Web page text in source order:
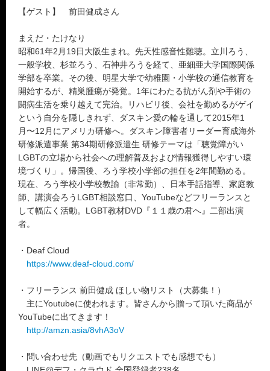
【ゲスト】 前田健成さん
まえだ・たけなり
昭和61年2月19日大阪生まれ。先天性感音性難聴。立川ろう、
一般学校、杉並ろう、石神井ろうを経て、亜細亜大学国際関係
学部を卒業。その後、明星大学で幼稚園・小学校の通信教育を
開始するが、精巣腫瘍が発覚。1年にわたる抗がん剤や手術の
闘病生活を乗り越えて完治。リハビリ後、会社を勤めるがゲイ
という自分を隠しきれず、ダスキン愛の輪を通して2015年1
月〜12月にアメリカ研修へ。ダスキン障害者リーダー育成海外
研修派遣事業 第34期研修派遣生 研修テーマは「聴覚障がい
LGBTの立場から社会への理解普及および情報獲得しやすい環
境づくり」。帰国後、ろう学校小学部の担任を2年間勤める。
現在、ろう学校小学校教諭（非常勤）、日本手話指導、家庭教
師、講演会ろうLGBT相談窓口、YouTubeなどフリーランスと
して幅広く活動。LGBT教材DVD『１１歳の君へ』二部出演
者。
・Deaf Cloud
https://www.deaf-cloud.com/
・フリーランス 前田健成 ほしい物リスト（大募集！）
主にYoutubeに使われます。皆さんから贈って頂いた商品が
YouTubeに出てきます！
http://amzn.asia/8vhA3oV
・問い合わせ先（動画でもリクエストでも感想でも）